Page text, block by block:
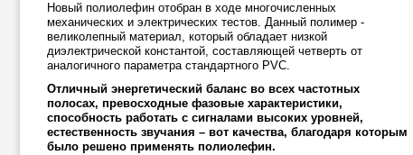
Новый полиолефин отобран в ходе многочисленных
механических и электрических тестов. Данный полимер -
великолепный материал, который обладает низкой
диэлектрической константой, составляющей четверть от
аналогичного параметра стандартного PVC.
Отличный энергетический баланс во всех частотных
полосах, превосходные фазовые характеристики,
способность работать с сигналами высоких уровней,
естественность звучания – вот качества, благодаря которым
было решено применять полиолефин.